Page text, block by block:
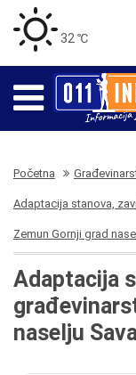
32 ℃
Početna
Adaptacija stanova,
Zemun Gornji grad
Adaptacija
naselju